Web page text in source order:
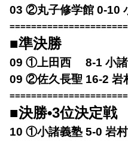
03 ②丸子修学館 0-10
■準決勝
09 ①上田西 8-1 小諸
09 ②佐久長聖 16-2 岩
■決勝•3位決定戦
10 ①小諸義塾 5-0 岩